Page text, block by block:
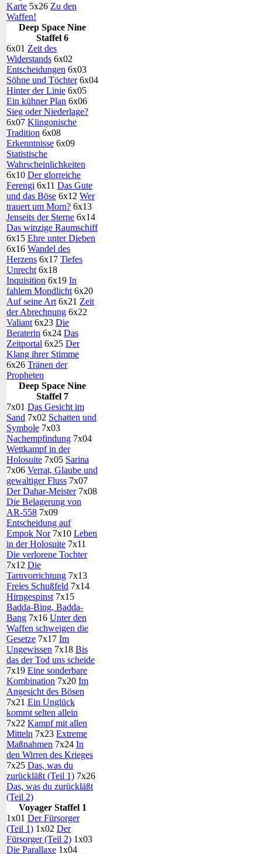
Karte 5x26 Zu den
Waffen!
Deep Space Nine
Staffel 6
6x01 Zeit des
Widerstands 6x02
Entscheidungen 6x03
Söhne und Töchter6x04
Hinter der Linie 6x05
Ein kühner Plan 6x06
Sieg oder Niederlage?
6x07 Klingonische
Tradition 6x08
Erkenntnisse 6x09
Statistische
Wahrscheinlichkeiten
6x10 Der glorreiche
Ferengi 6x11 Das Gute
und das Böse 6x12 Wer
trauert um Morn? 6x13
Jenseits der Sterne 6x14
Das winzige Raumschiff
6x15 Ehre unter Dieben
6x16 Wandel des
Herzens 6x17 Tiefes
Unrecht 6x18
Inquisition 6x19 In
fahlem Mondlicht 6x20
Auf seine Art 6x21 Zeit
der Abrechnung 6x22
Valiant 6x23 Die
Beraterin 6x24 Das
Zeitportal 6x25 Der
Klang ihrer Stimme
6x26 Tränen der
Propheten
Deep Space Nine
Staffel 7
7x01 Das Gesicht im
Sand 7x02 Schatten und
Symbole 7x03
Nachempfindung 7x04
Wettkampf in der
Holosuite 7x05 Sarina
7x06 Verrat, Glaube und
gewaltiger Fluss 7x07
Der Dahar-Meister7x08
Die Belagerung von
AR-558 7x09
Entscheidung auf
Empok Nor7x10 Leben
in der Holosuite 7x11
Die verlorene Tochter
7x12 Die
Tarnvorrichtung 7x13
Freies Schußfeld 7x14
Hirngespinst 7x15
Badda-Bing, Badda-
Bang 7x16 Unter den
Waffen schweigen die
Gesetze 7x17 Im
Ungewissen 7x18 Bis
das der Tod uns scheide
7x19 Eine sonderbare
Kombination 7x20 Im
Angesicht des Bösen
7x21 Ein Unglück
kommt selten allein
7x22 Kampf mit allen
Mitteln 7x23 Extreme
Maßnahmen 7x24 In
den Wirren des Krieges
7x25 Das, was du
zurückläßt (Teil 1) 7x26
Das, was du zurückläßt
(Teil 2)
Voyager Staffel 1
1x01 Der Fürsorger
(Teil 1) 1x02 Der
Fürsorger (Teil 2) 1x03
Die Parallaxe 1x04